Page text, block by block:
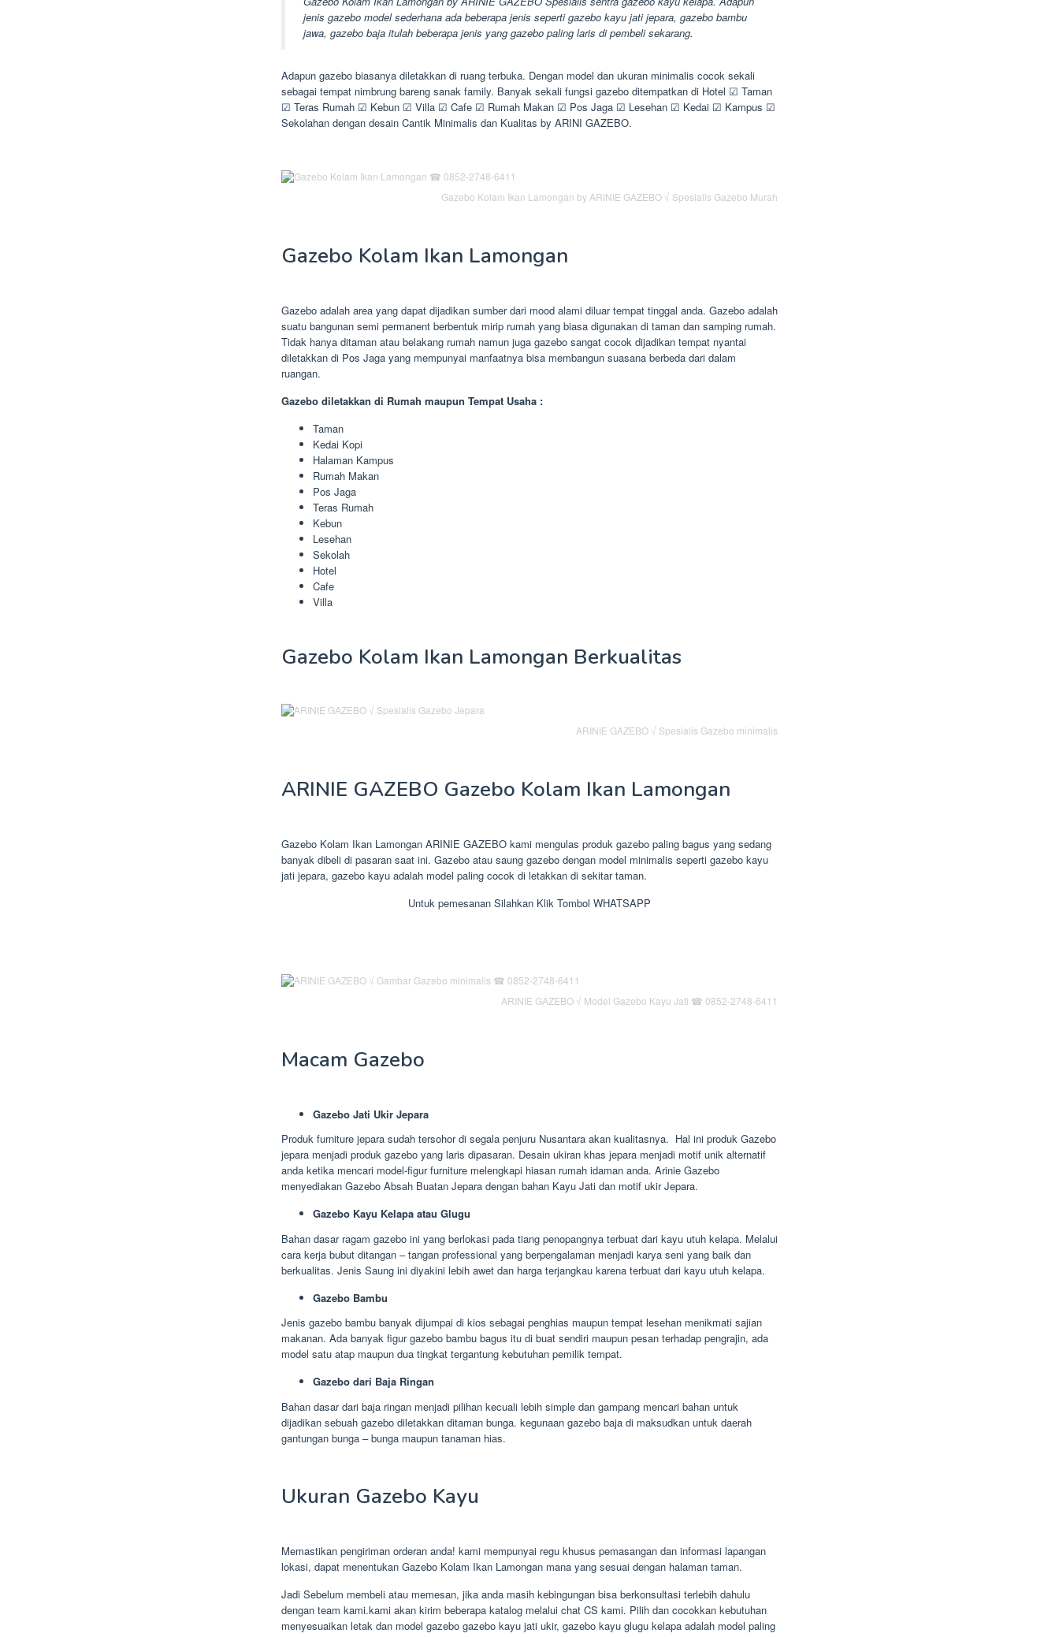
jenis gazebo model sederhana ada beberapa jenis seperti gazebo kayu jati jepara, gazebo bambu
jawa, gazebo baja itulah beberapa jenis yang gazebo paling laris di pembeli sekarang.
Adapun gazebo biasanya diletakkan di ruang terbuka. Dengan model dan ukuran minimalis cocok sekali
sebagai tempat nimbrung bareng sanak family. Banyak sekali fungsi gazebo ditempatkan di Hotel ☑ Taman
☑ Teras Rumah ☑ Kebun ☑ Villa ☑ Cafe ☑ Rumah Makan ☑ Pos Jaga ☑ Lesehan ☑ Kedai ☑ Kampus ☑
Sekolahan dengan desain Cantik Minimalis dan Kualitas by ARINI GAZEBO.
Gazebo Kolam Ikan Lamongan by ARINIE GAZEBO √ Spesialis Gazebo Murah
Gazebo Kolam Ikan Lamongan
Gazebo adalah area yang dapat dijadikan sumber dari mood alami diluar tempat tinggal anda. Gazebo adalah
suatu bangunan semi permanent berbentuk mirip rumah yang biasa digunakan di taman dan samping rumah.
Tidak hanya ditaman atau belakang rumah namun juga gazebo sangat cocok dijadikan tempat nyantai
diletakkan di Pos Jaga yang mempunyai manfaatnya bisa membangun suasana berbeda dari dalam
ruangan.
Gazebo diletakkan di Rumah maupun Tempat Usaha :
Taman
Kedai Kopi
Halaman Kampus
Rumah Makan
Pos Jaga
Teras Rumah
Kebun
Lesehan
Sekolah
Hotel
Cafe
Villa
Gazebo Kolam Ikan Lamongan Berkualitas
ARINIE GAZEBO √ Spesialis Gazebo minimalis
ARINIE GAZEBO Gazebo Kolam Ikan Lamongan
Gazebo Kolam Ikan Lamongan ARINIE GAZEBO kami mengulas produk gazebo paling bagus yang sedang
banyak dibeli di pasaran saat ini. Gazebo atau saung gazebo dengan model minimalis seperti gazebo kayu
jati jepara, gazebo kayu adalah model paling cocok di letakkan di sekitar taman.
Untuk pemesanan Silahkan Klik Tombol WHATSAPP
ARINIE GAZEBO √ Model Gazebo Kayu Jati ☎ 0852-2748-6411
Macam Gazebo
Gazebo Jati Ukir Jepara
Produk furniture jepara sudah tersohor di segala penjuru Nusantara akan kualitasnya. Hal ini produk Gazebo
jepara menjadi produk gazebo yang laris dipasaran. Desain ukiran khas jepara menjadi motif unik alternatif
anda ketika mencari model-figur furniture melengkapi hiasan rumah idaman anda. Arinie Gazebo
menyediakan Gazebo Absah Buatan Jepara dengan bahan Kayu Jati dan motif ukir Jepara.
Gazebo Kayu Kelapa atau Glugu
Bahan dasar ragam gazebo ini yang berlokasi pada tiang penopangnya terbuat dari kayu utuh kelapa. Melalui
cara kerja bubut ditangan – tangan professional yang berpengalaman menjadi karya seni yang baik dan
berkualitas. Jenis Saung ini diyakini lebih awet dan harga terjangkau karena terbuat dari kayu utuh kelapa.
Gazebo Bambu
Jenis gazebo bambu banyak dijumpai di kios sebagai penghias maupun tempat lesehan menikmati sajian
makanan. Ada banyak figur gazebo bambu bagus itu di buat sendiri maupun pesan terhadap pengrajin, ada
model satu atap maupun dua tingkat tergantung kebutuhan pemilik tempat.
Gazebo dari Baja Ringan
Bahan dasar dari baja ringan menjadi pilihan kecuali lebih simple dan gampang mencari bahan untuk
dijadikan sebuah gazebo diletakkan ditaman bunga. kegunaan gazebo baja di maksudkan untuk daerah
gantungan bunga – bunga maupun tanaman hias.
Ukuran Gazebo Kayu
Memastikan pengiriman orderan anda! kami mempunyai regu khusus pemasangan dan informasi lapangan
lokasi, dapat menentukan Gazebo Kolam Ikan Lamongan mana yang sesuai dengan halaman taman.
Jadi Sebelum membeli atau memesan, jika anda masih kebingungan bisa berkonsultasi terlebih dahulu
dengan team kami.kami akan kirim beberapa katalog melalui chat CS kami. Pilih dan cocokkan kebutuhan
menyesuaikan letak dan model gazebo gazebo kayu jati ukir, gazebo kayu glugu kelapa adalah model paling